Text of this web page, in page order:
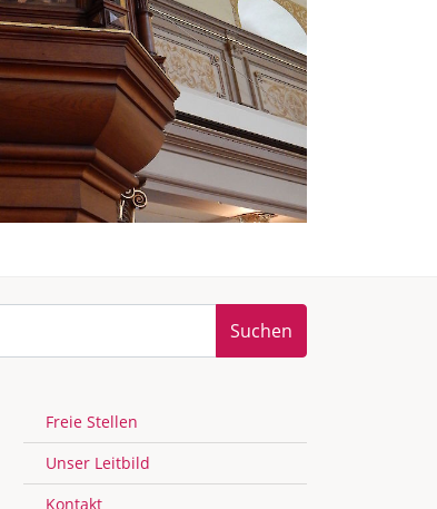
Suchen
Freie Stellen
Unser Leitbild
Kontakt